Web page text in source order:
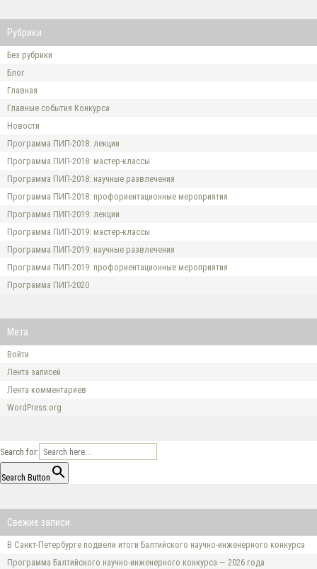
Рубрики
Без рубрики
Блог
Главная
Главные события Конкурса
Новости
Программа ПИП-2018: лекции
Программа ПИП-2018: мастер-классы
Программа ПИП-2018: научные развлечения
Программа ПИП-2018: профориентационные мероприятия
Программа ПИП-2019: лекции
Программа ПИП-2019: мастер-классы
Программа ПИП-2019: научные развлечения
Программа ПИП-2019: профориентационные мероприятия
Программа ПИП-2020
Мета
Войти
Лента записей
Лента комментариев
WordPress.org
Search for:
Search Button
Свежие записи
В Санкт-Петербурге подвели итоги Балтийского научно-инженерного конкурса
Программа Балтийского научно-инженерного конкурса — 2026 года